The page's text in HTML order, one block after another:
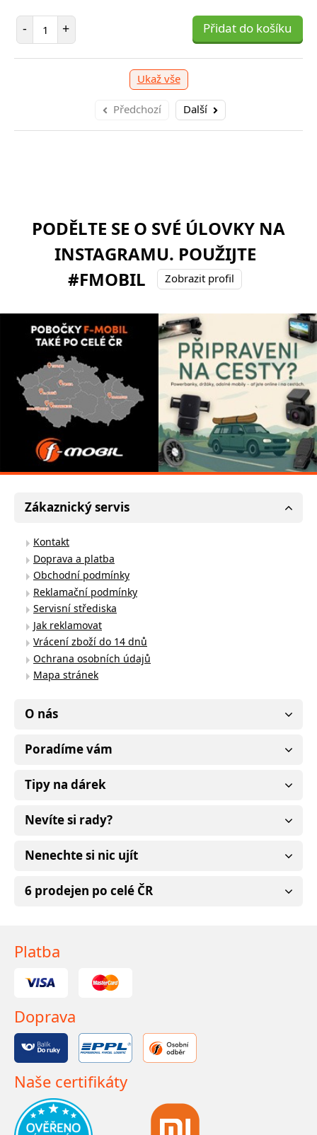
- Počet položek
+ Přidat do košíku
Ukaž vše
Předchozí Další
PODĚLTE SE O SVÉ ÚLOVKY NA
INSTAGRAMU. POUŽIJTE
#FMOBIL
Zobrazit profil
Zákaznický servis
Kontakt
Doprava a platba
Obchodní podmínky
Reklamační podmínky
Servisní střediska
Jak reklamovat
Vrácení zboží do 14 dnů
Ochrana osobních údajů
Mapa stránek
O nás
Poradíme vám
Tipy na dárek
Nevíte si rady?
Nenechte si nic ujít
6 prodejen po celé ČR
Platba
Doprava
Naše certifikáty